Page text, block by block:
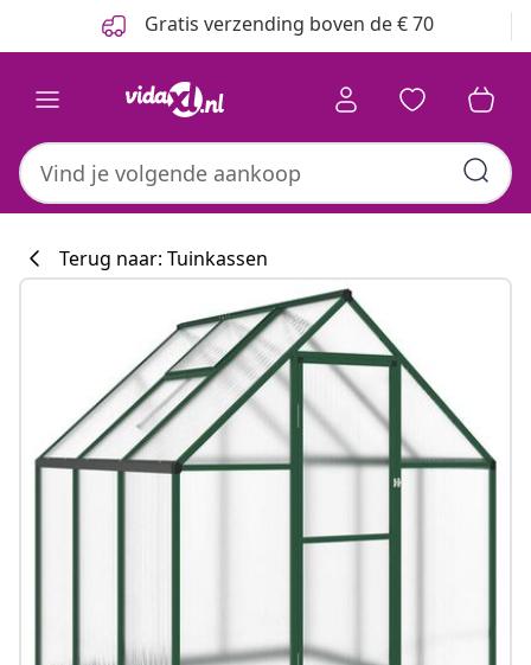
Gratis verzending boven de € 70
Terug naar: Tuinkassen